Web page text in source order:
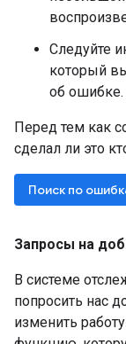
Следуйте
который
об ошибке.
Перед тем как
сделал ли это
Поиск по
Запросы на
В системе
попросить нас
изменить